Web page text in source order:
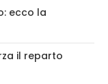
ecco la
il reparto